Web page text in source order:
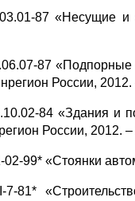
87 «Несущие и
87
России, 2012.
84 «Здания и
России, 2012. –
99* «Стоянки
81*